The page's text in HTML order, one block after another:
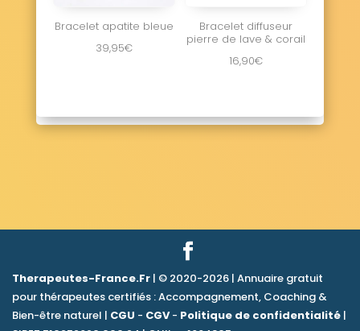
Bracelet apatite bleue
39,95€
Bracelet diffuseur
pierre de lave & corail
16,90€
Therapeutes-France.Fr | © 2020-2026 | Annuaire gratuit
pour thérapeutes certifiés : Accompagnement, Coaching &
Bien-être naturel | CGU - CGV- Politique de confidentialité |